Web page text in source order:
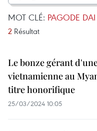
MOT CLÉ: PAGODE
2 Résultat
Le bonze gérant
vietnamienne au
titre honorifique
25/03/2024 10:05